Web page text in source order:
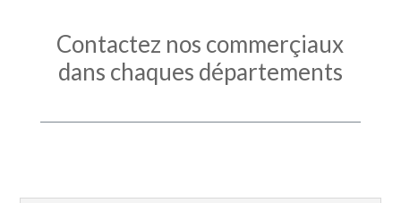
Contactez nos commerçiaux
dans chaques départements